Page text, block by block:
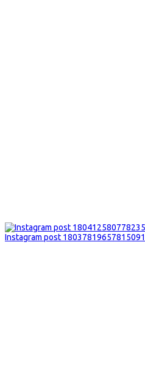
Instagram post 18037819657815091